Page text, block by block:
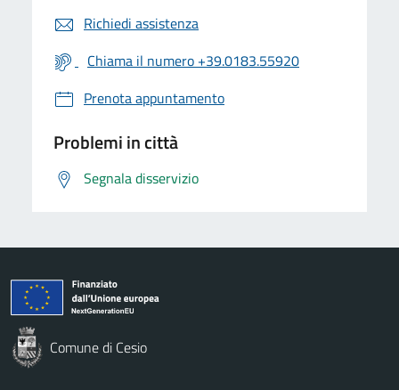
Richiedi assistenza
Chiama il numero +39.0183.55920
Prenota appuntamento
Problemi in città
Segnala disservizio
Comune di Cesio